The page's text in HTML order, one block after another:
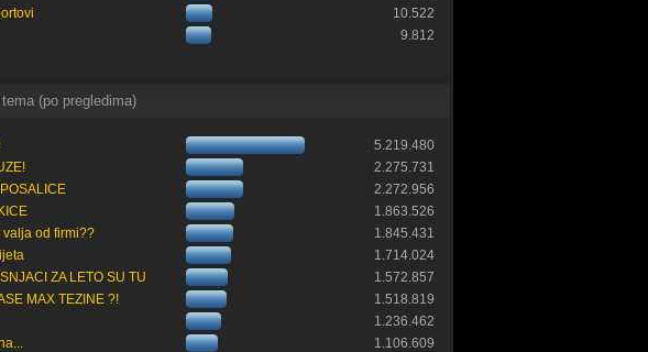
10.522
9.812
(po pregledima)
5.219.480
2.275.731
2.272.956
1.863.526
valja od firmi??
1.845.431
1.714.024
ZA LETO SU TU
1.572.857
MAX TEZINE ?!
1.518.819
1.236.462
1.106.609